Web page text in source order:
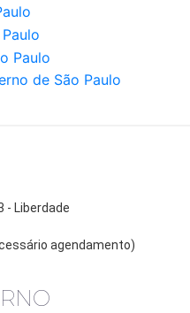
- Liberdade
agendamento)